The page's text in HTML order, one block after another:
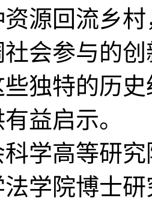
源回流乡
会参与的
独特的历
有益启示。
科学高等研
学院博士